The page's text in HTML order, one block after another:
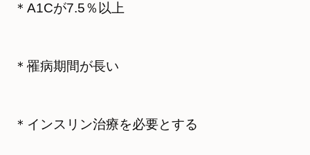
＊A1Cが7.5％以上
＊罹病期間が長い
＊インスリン治療を必要とする